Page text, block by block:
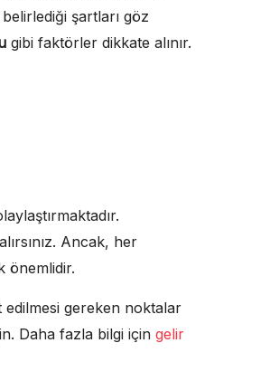
şartları göz
gibi faktörler dikkate alınır.
Ancak, her
önemlidir.
edilmesi gereken noktalar
Daha fazla bilgi için gelir